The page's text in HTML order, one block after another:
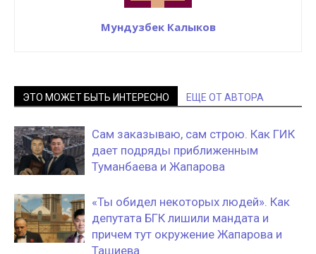
Мундузбек Калыков
ЭТО МОЖЕТ БЫТЬ ИНТЕРЕСНО ЕЩЕ ОТ АВТОРА
Сам заказываю, сам строю. Как ГИК
дает подряды приближенным
Туманбаева и Жапарова
«Ты обидел некоторых людей». Как
депутата БГК лишили мандата и
причем тут окружение Жапарова и
Ташиева